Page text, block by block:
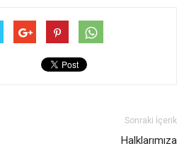
Sonraki İçerik
Halklarımıza